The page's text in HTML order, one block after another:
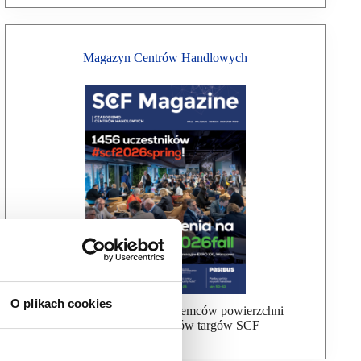
O plikach cookies
Magazyn Centrów Handlowych
Bezpłatna wysyłka dla najemców powierzchni
handlowej, uczestników targów SCF